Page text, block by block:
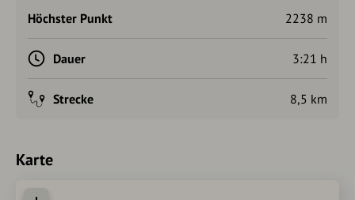
Höchster Punkt 2238 m
Dauer 3:21 h
Strecke 8,5 km
Karte